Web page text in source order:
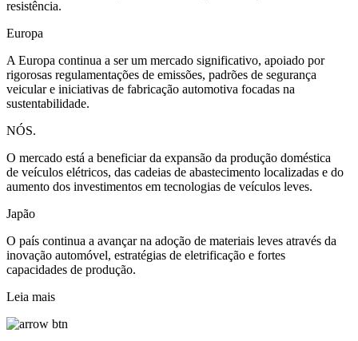
resistência.
Europa
A Europa continua a ser um mercado significativo, apoiado por
rigorosas regulamentações de emissões, padrões de segurança
veicular e iniciativas de fabricação automotiva focadas na
sustentabilidade.
NÓS.
O mercado está a beneficiar da expansão da produção doméstica
de veículos elétricos, das cadeias de abastecimento localizadas e do
aumento dos investimentos em tecnologias de veículos leves.
Japão
O país continua a avançar na adoção de materiais leves através da
inovação automóvel, estratégias de eletrificação e fortes
capacidades de produção.
Leia mais